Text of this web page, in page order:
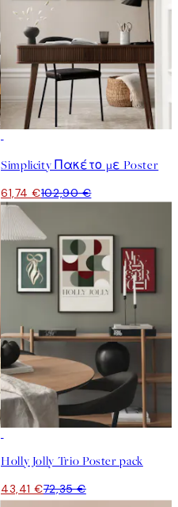
Simplicity Πακέτο με Poster
61,74 €102,90 €
Holly Jolly Trio Poster pack
43,41 €72,35 €